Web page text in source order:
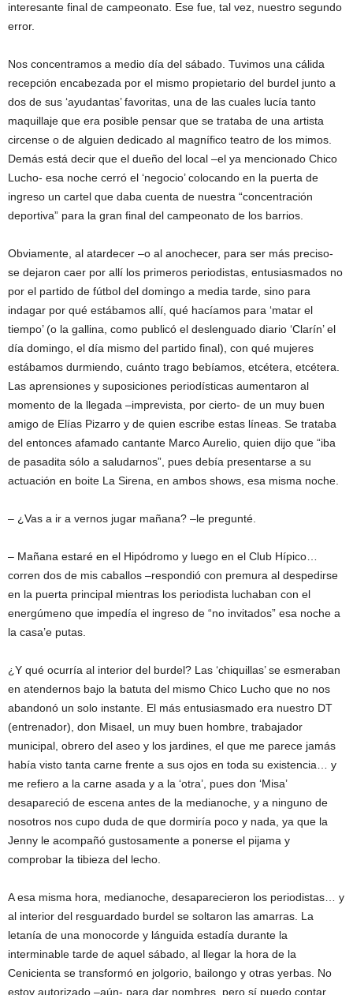
interesante final de campeonato. Ese fue, tal vez, nuestro segundo
error.
Nos concentramos a medio día del sábado. Tuvimos una cálida
recepción encabezada por el mismo propietario del burdel junto a
dos de sus ‘ayudantas’ favoritas, una de las cuales lucía tanto
maquillaje que era posible pensar que se trataba de una artista
circense o de alguien dedicado al magnífico teatro de los mimos.
Demás está decir que el dueño del local –el ya mencionado Chico
Lucho- esa noche cerró el ‘negocio’ colocando en la puerta de
ingreso un cartel que daba cuenta de nuestra “concentración
deportiva” para la gran final del campeonato de los barrios.
Obviamente, al atardecer –o al anochecer, para ser más preciso-
se dejaron caer por allí los primeros periodistas, entusiasmados no
por el partido de fútbol del domingo a media tarde, sino para
indagar por qué estábamos allí, qué hacíamos para ‘matar el
tiempo’ (o la gallina, como publicó el deslenguado diario ‘Clarín’ el
día domingo, el día mismo del partido final), con qué mujeres
estábamos durmiendo, cuánto trago bebíamos, etcétera, etcétera.
Las aprensiones y suposiciones periodísticas aumentaron al
momento de la llegada –imprevista, por cierto- de un muy buen
amigo de Elías Pizarro y de quien escribe estas líneas. Se trataba
del entonces afamado cantante Marco Aurelio, quien dijo que “iba
de pasadita sólo a saludarnos”, pues debía presentarse a su
actuación en boite La Sirena, en ambos shows, esa misma noche.
– ¿Vas a ir a vernos jugar mañana? –le pregunté.
– Mañana estaré en el Hipódromo y luego en el Club Hípico…
corren dos de mis caballos –respondió con premura al despedirse
en la puerta principal mientras los periodista luchaban con el
energúmeno que impedía el ingreso de “no invitados” esa noche a
la casa’e putas.
¿Y qué ocurría al interior del burdel? Las ‘chiquillas’ se esmeraban
en atendernos bajo la batuta del mismo Chico Lucho que no nos
abandonó un solo instante. El más entusiasmado era nuestro DT
(entrenador), don Misael, un muy buen hombre, trabajador
municipal, obrero del aseo y los jardines, el que me parece jamás
había visto tanta carne frente a sus ojos en toda su existencia… y
me refiero a la carne asada y a la ‘otra’, pues don ‘Misa’
desapareció de escena antes de la medianoche, y a ninguno de
nosotros nos cupo duda de que dormiría poco y nada, ya que la
Jenny le acompañó gustosamente a ponerse el pijama y
comprobar la tibieza del lecho.
A esa misma hora, medianoche, desaparecieron los periodistas… y
al interior del resguardado burdel se soltaron las amarras. La
letanía de una monocorde y lánguida estadía durante la
interminable tarde de aquel sábado, al llegar la hora de la
Cenicienta se transformó en jolgorio, bailongo y otras yerbas. No
estoy autorizado –aún- para dar nombres, pero sí puedo contar